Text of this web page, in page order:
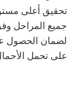
تحقيق أعلى
جميع المراحل
لضمان الحصول
على تحمل